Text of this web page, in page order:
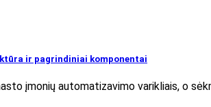
ir pagrindiniai komponentai
įmonių automatizavimo varikliais, o